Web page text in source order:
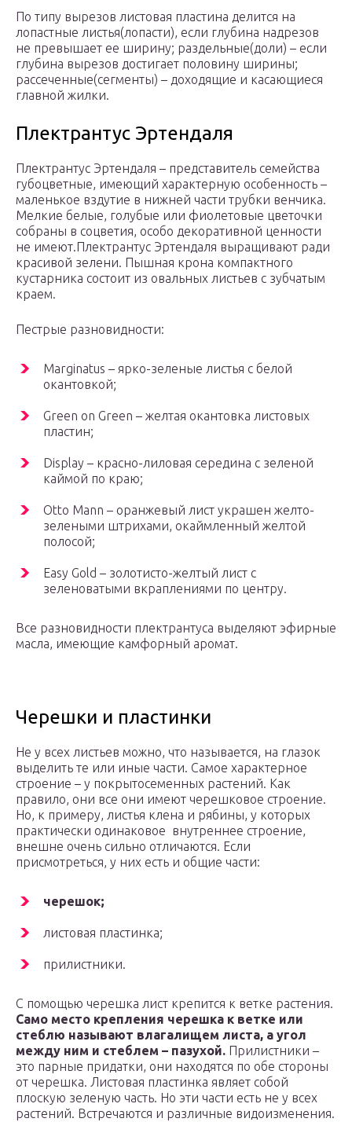
По типу вырезов листовая пластина делится на
лопастные листья(лопасти), если глубина надрезов
не превышает ее ширину; раздельные(доли) – если
глубина вырезов достигает половину ширины;
рассеченные(сегменты) – доходящие и касающиеся
главной жилки.
Плектрантус Эртендаля
Плектрантус Эртендаля – представитель семейства
губоцветные, имеющий характерную особенность –
маленькое вздутие в нижней части трубки венчика.
Мелкие белые, голубые или фиолетовые цветочки
собраны в соцветия, особо декоративной ценности
не имеют.Плектрантус Эртендаля выращивают ради
красивой зелени. Пышная крона компактного
кустарника состоит из овальных листьев с зубчатым
краем.
Пестрые разновидности:
Marginatus – ярко-зеленые листья с белой
окантовкой;
Green on Green – желтая окантовка листовых
пластин;
Display – красно-лиловая середина с зеленой
каймой по краю;
Otto Mann – оранжевый лист украшен желто-
зелеными штрихами, окаймленный желтой
полосой;
Easy Gold – золотисто-желтый лист с
зеленоватыми вкраплениями по центру.
Все разновидности плектрантуса выделяют эфирные
масла, имеющие камфорный аромат.
Черешки и пластинки
Не у всех листьев можно, что называется, на глазок
выделить те или иные части. Самое характерное
строение – у покрытосеменных растений. Как
правило, они все они имеют черешковое строение.
Но, к примеру, листья клена и рябины, у которых
практически одинаковое внутреннее строение,
внешне очень сильно отличаются. Если
присмотреться, у них есть и общие части:
черешок;
листовая пластинка;
прилистники.
С помощью черешка лист крепится к ветке растения.
Само место крепления черешка к ветке или
стеблю называют влагалищем листа, а угол
между ним и стеблем – пазухой. Прилистники –
это парные придатки, они находятся по обе стороны
от черешка. Листовая пластинка являет собой
плоскую зеленую часть. Но эти части есть не у всех
растений. Встречаются и различные видоизменения.